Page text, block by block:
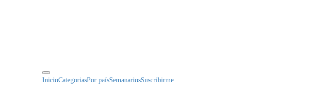
InicioCategoriasPor paísSemanariosSuscribirme